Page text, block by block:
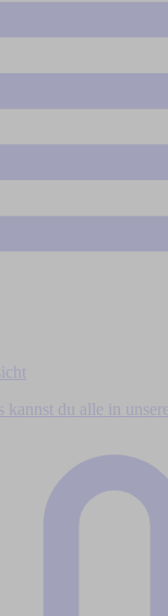
kannst du alle in